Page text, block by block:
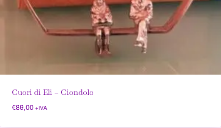
Cuori di Eli – Ciondolo
€89,00 +IVA